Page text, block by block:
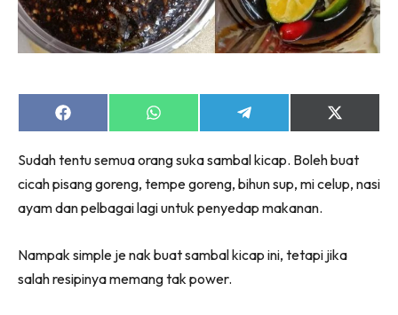
Share
on
Share
on
Share
on
Share
on
(Twitter)
Sudah tentu semua orang suka sambal kicap. Boleh buat
cicah pisang goreng, tempe goreng, bihun sup, mi celup, nasi
ayam dan pelbagai lagi untuk penyedap makanan.
Nampak simple je nak buat sambal kicap ini, tetapi jika
salah resipinya memang tak power.